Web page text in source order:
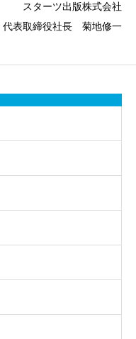
スターツ出版株式会社
代表取締役社長 菊地修一